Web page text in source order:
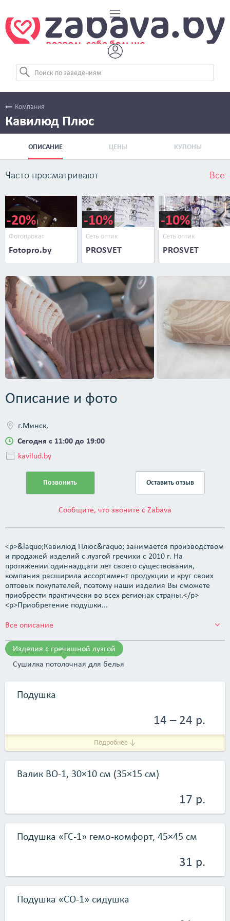
Компания
Кавилюд Плюс
ОПИСАНИЕ ЦЕНЫ КУПОНЫ
Часто просматривают Все
-20%
Фотопрокат
Fotopro.by
-10%
Сеть оптик
PROSVET
-10%
Сеть оптик
PROSVET
Описание и фото
Изделия с гречишной лузгой
Сушилка потолочная для белья
Подушка
14 – 24 р.
Подробнее ↓
Валик ВО-1, 30×10 см (35×15 см)
17 р.
Подушка «ГС-1» гемо-комфорт, 45×45 см
31 р.
Подушка «СО-1» сидушка
г.Минск,
Сегодня с 11:00 до 19:00
kavilud.by
Позвонить Оставить отзыв
Сообщите, что звоните с Zabava
<p>&laquo;Кавилюд Плюс&raquo; занимается производством
и продажей изделий с лузгой гречихи с 2010 г. На
протяжении одиннадцати лет своего существования,
компания расширила ассортимент продукции и круг своих
оптовых покупателей, поэтому наши изделия Вы сможете
приобрести практически во всех регионах страны.</p>
<p>Приобретение подушки...
Все описание